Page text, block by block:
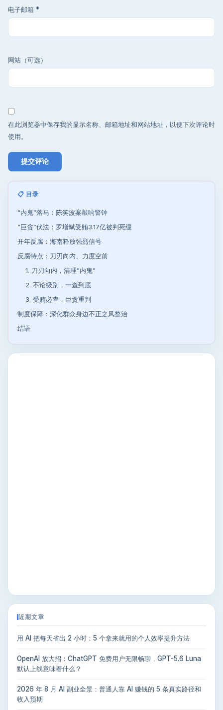
电子邮箱 *
网站（可选）
在此浏览器中保存我的显示名称、邮箱地址和网站地址，以便下次评论时
使用。
📋 目录
“内鬼”落马：陈笑波案敲响警钟
“巨贪”伏法：罗增斌受贿3.17亿被判死缓
开年反腐：海南释放强烈信号
反腐特点：刀刃向内、力度空前
1. 刀刃向内，清理”内鬼”
2. 不论级别，一查到底
3. 受贿必查，巨贪重判
制度保障：深化群众身边不正之风整治
结语
近期文章
用 AI 把每天省出 2 小时：5 个拿来就用的个人效率提升方法
OpenAI 放大招：ChatGPT 免费用户无限畅聊，GPT-5.6 Luna
默认上线意味着什么？
2026 年 8 月 AI 副业全景：普通人靠 AI 赚钱的 5 条真实路径和
收入预期